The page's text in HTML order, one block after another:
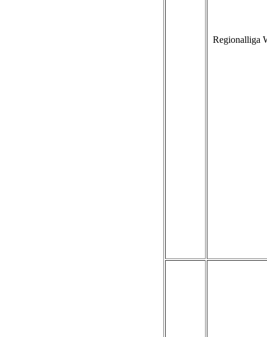
Regionalliga